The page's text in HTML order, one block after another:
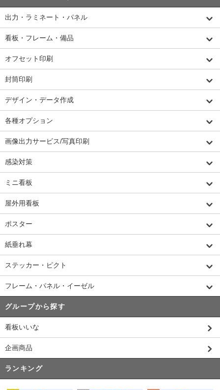
出力・ラミネート・パネル
看板・フレーム・備品
オフセット印刷
封筒印刷
デザイン・データ作成
各種オプション
画像出力サービス/写真印刷
感染対策
ミニ看板
屋外用看板
ポスター
紙垂れ幕
ステッカー・ピクト
フレーム・パネル・イーゼル
グループから探す
看板いいな
企画商品
ランキング